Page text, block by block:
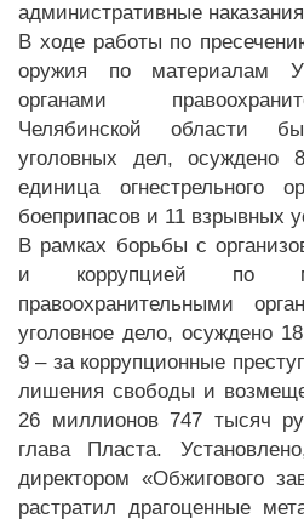
административные
В ходе работы по
оружия по материалам
органами
Челябинской области
уголовных дел, осуждено
единица огнестрельного
боеприпасов и 11 взрывных
В рамках борьбы с
и коррупцией по
правоохранительными
уголовное дело, осуждено
9 – за коррупционные
лишения свободы и
26 миллионов 747 тысяч
глава Пласта.
директором «Обжигового
растратил драгоценные